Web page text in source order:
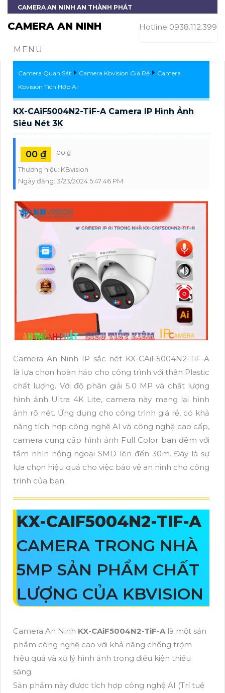
CAMERA AN NINH AN THÀNH PHÁT
CAMERA AN NINH Hotline 0938.112.399
MENU
Camera Quan Sát Camera Kbvision Giá Rẻ
Camera
Kbvision Tích Hợp Ai
KX-CAiF5004N2-TiF-A Camera IP Hình Ảnh
Siêu Nét 3K
00 ₫ 00 ₫
Thương hiệu: KBvision
Ngày đăng: 3/23/2024 5:47:46 PM
Camera An Ninh IP sắc nét KX-CAiF5004N2-TiF-A
là lựa chọn hoàn hảo cho công trình với thân Plastic
chất lượng. Với độ phân giải 5.0 MP và chất lượng
hình ảnh Ultra 4K Lite, camera này mang lại hình
ảnh rõ nét. Ứng dụng cho công trình giá rẻ, có khả
năng tích hợp công nghệ AI và công nghệ cao cấp,
camera cung cấp hình ảnh Full Color ban đêm với
tầm nhìn hồng ngoại SMD lên đến 30m. Đây là sự
lựa chọn hiệu quả cho việc bảo vệ an ninh cho công
trình của bạn.
KX-CAIF5004N2-TIF-A
CAMERA TRONG NHÀ
5MP SẢN PHẨM CHẤT
LƯỢNG CỦA KBVISION
Camera An Ninh KX-CAiF5004N2-TiF-A là một sản
phẩm công nghệ cao với khả năng chống trộm
hiệu quả và xử lý hình ảnh trong điều kiện thiếu
sáng.
Sản phẩm này được tích hợp công nghệ AI (Trí tuệ